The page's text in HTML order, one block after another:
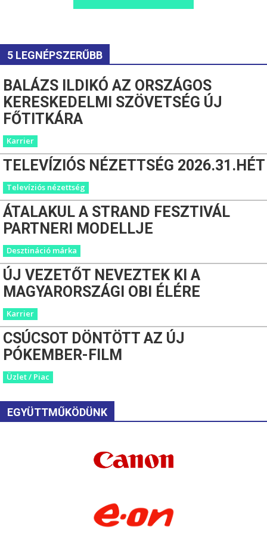
5 LEGNÉPSZERŰBB
BALÁZS ILDIKÓ AZ ORSZÁGOS
KERESKEDELMI SZÖVETSÉG ÚJ
FŐTITKÁRA
Karrier
TELEVÍZIÓS NÉZETTSÉG 2026.31.HÉT
Televíziós nézettség
ÁTALAKUL A STRAND FESZTIVÁL
PARTNERI MODELLJE
Desztináció márka
ÚJ VEZETŐT NEVEZTEK KI A
MAGYARORSZÁGI OBI ÉLÉRE
Karrier
CSÚCSOT DÖNTÖTT AZ ÚJ
PÓKEMBER-FILM
Üzlet / Piac
EGYÜTTMŰKÖDÜNK